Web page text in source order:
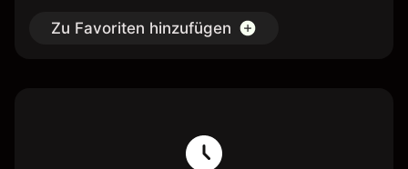
Zu Favoriten hinzufügen